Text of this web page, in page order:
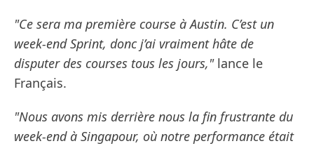
"Ce sera ma première course à Austin. C’est un
week-end Sprint, donc j’ai vraiment hâte de
disputer des courses tous les jours,"lance le
Français.
"Nous avons mis derrière nous la fin frustrante du
week-end à Singapour, où notre performance était